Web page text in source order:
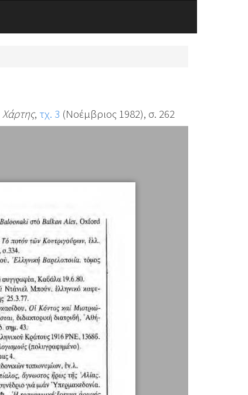
Χάρτης, τχ. 3 (Νοέμβριος 1982), σ. 262